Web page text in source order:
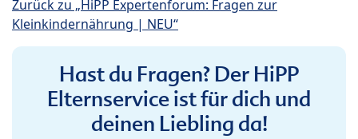
Zurück zu „HiPP Expertenforum: Fragen zur
Kleinkindernährung | NEU“
Hast du Fragen? Der HiPP
Elternservice ist für dich und
deinen Liebling da!